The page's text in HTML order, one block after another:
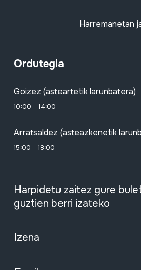
Harremanetan
Ordutegia
Goizez (asteartetik larunbatera)
10:00 - 14:00
Arratsaldez (asteazkenetik
15:00 - 18:00
Harpidetu zaitez gure
guztien berri izateko
Izena